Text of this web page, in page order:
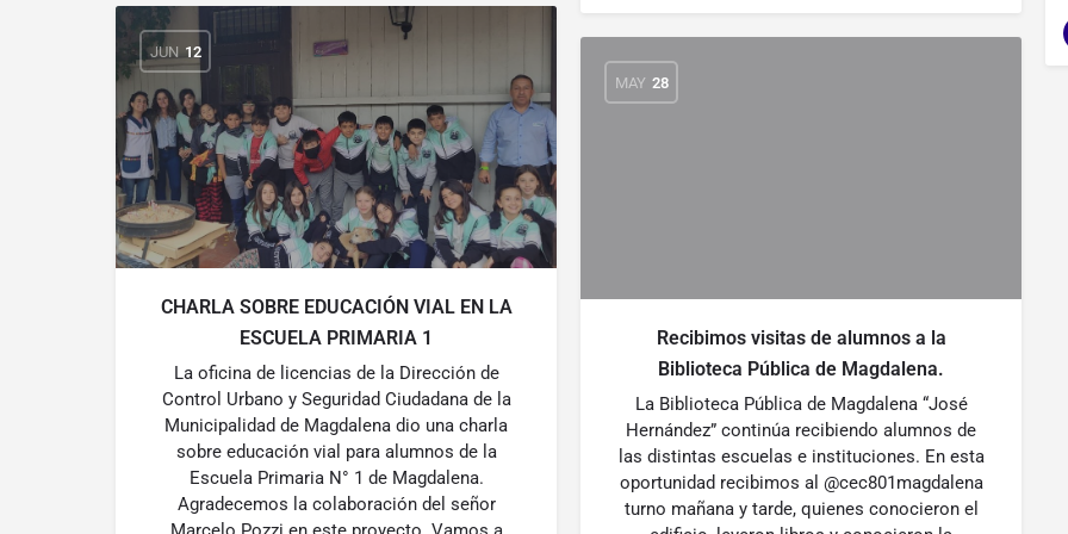
JUN 12
CHARLA SOBRE EDUCACIÓN VIAL EN LA
ESCUELA PRIMARIA 1
La oficina de licencias de la Dirección de
Control Urbano y Seguridad Ciudadana de la
Municipalidad de Magdalena dio una charla
sobre educación vial para alumnos de la
Escuela Primaria N° 1 de Magdalena.
Agradecemos la colaboración del señor
MAY 28
Recibimos visitas de alumnos a la
Biblioteca Pública de Magdalena.
La Biblioteca Pública de Magdalena “José
Hernández” continúa recibiendo alumnos de
las distintas escuelas e instituciones. En esta
oportunidad recibimos al @cec801magdalena
turno mañana y tarde, quienes conocieron el